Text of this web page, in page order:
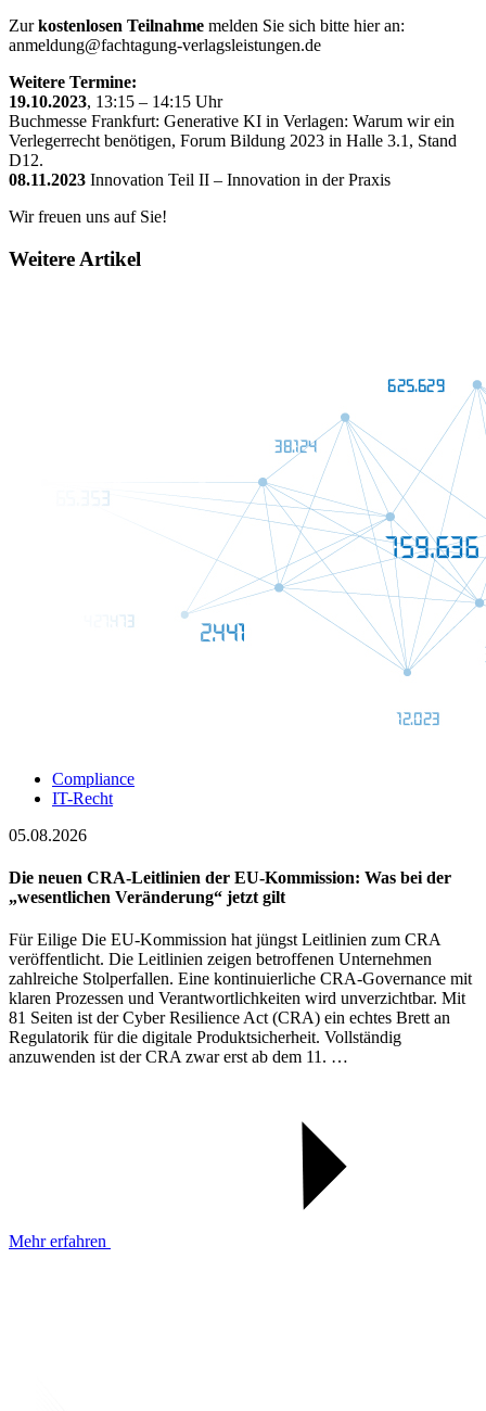
Zurkostenlosen Teilnahme melden Sie sich bitte hier an:
anmeldung@fachtagung-verlagsleistungen.de
Weitere Termine:
19.10.2023, 13:15 – 14:15 Uhr
Buchmesse Frankfurt: Generative KI in Verlagen: Warum wir ein
Verlegerrecht benötigen, Forum Bildung 2023 in Halle 3.1, Stand
D12.
08.11.2023 Innovation Teil II – Innovation in der Praxis
Wir freuen uns auf Sie!
Weitere Artikel
Compliance
IT-Recht
05.08.2026
Die neuen CRA-Leitlinien der EU-Kommission: Was bei der
„wesentlichen Veränderung“ jetzt gilt
Für Eilige Die EU-Kommission hat jüngst Leitlinien zum CRA
veröffentlicht. Die Leitlinien zeigen betroffenen Unternehmen
zahlreiche Stolperfallen. Eine kontinuierliche CRA-Governance mit
klaren Prozessen und Verantwortlichkeiten wird unverzichtbar. Mit
81 Seiten ist der Cyber Resilience Act (CRA) ein echtes Brett an
Regulatorik für die digitale Produktsicherheit. Vollständig
anzuwenden ist der CRA zwar erst ab dem 11. …
Mehr erfahren